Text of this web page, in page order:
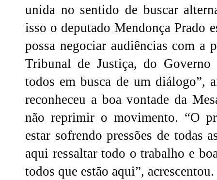
unida no sentido de buscar
isso o deputado Mendonça Prado
possa negociar audiências com a
Tribunal de Justiça, do
todos em busca de um diálogo”,
reconheceu a boa vontade da
não reprimir o movimento. “O
estar sofrendo pressões de todas
aqui ressaltar todo o trabalho e
todos que estão aqui”, acrescentou.